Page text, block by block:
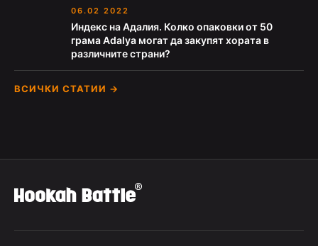
06.02 2022
Индекс на Адалия. Колко опаковки от 50
грама Adalya могат да закупят хората в
различните страни?
ВСИЧКИ СТАТИИ →